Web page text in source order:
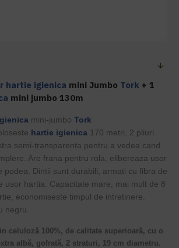
hartie igienica mini Jumbo Tork + 1
mini jumbo 130m
mini-jumbo Tork
hartie igienica 170 metri, 2 pliuri.
semi-transparenta pentru a vedea cand
Are frana pentru rola, elibereaza usor
podea. Dintii sunt durabili, armati cu fibra de
usor hartia. Capacitate mare, mai mult de 8
economiseste timpul de intretinere.
negru.
celuloză 100%, de calitate superioară, cu o
albă, gofrată, 2 straturi, 19 cm diametru.